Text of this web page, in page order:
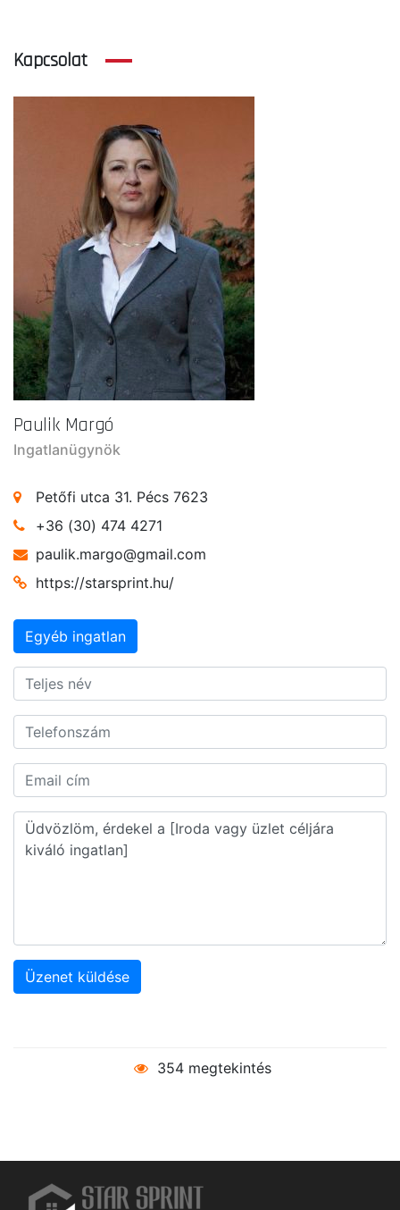
Kapcsolat
Paulik Margó
Ingatlanügynök
Petőfi utca 31. Pécs 7623
+36 (30) 474 4271
paulik.margo@gmail.com
https://starsprint.hu/
Egyéb ingatlan
Üzenet küldése
354 megtekintés